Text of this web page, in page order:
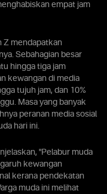
empat jam
Z mendapatkan
Sebahagian besar
hingga tiga jam
kewangan di media
tujuh jam, dan 10%
Masa yang banyak
peranan media sosial
hari ini.
"Pelabur muda
kewangan
kerana pendekatan
muda ini melihat